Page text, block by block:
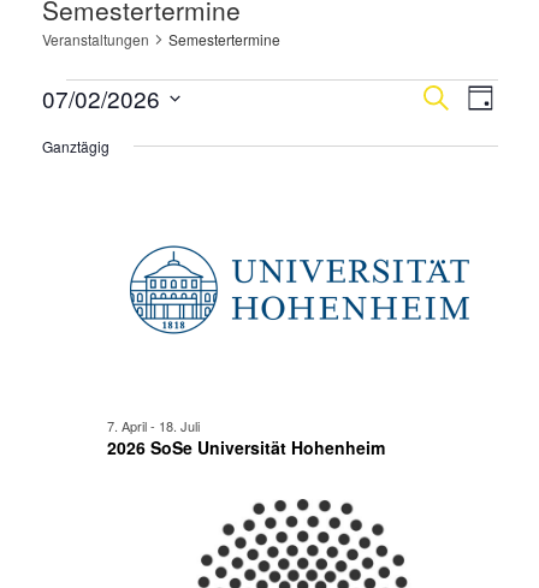
Semestertermine
Veranstaltungen Semestertermine
Veranstaltungen
für Suche
SucheTag
07/02/2026
wählen.
Ganztägig
2026 SoSe Universität Hohenheim
7. April- 18. Juli